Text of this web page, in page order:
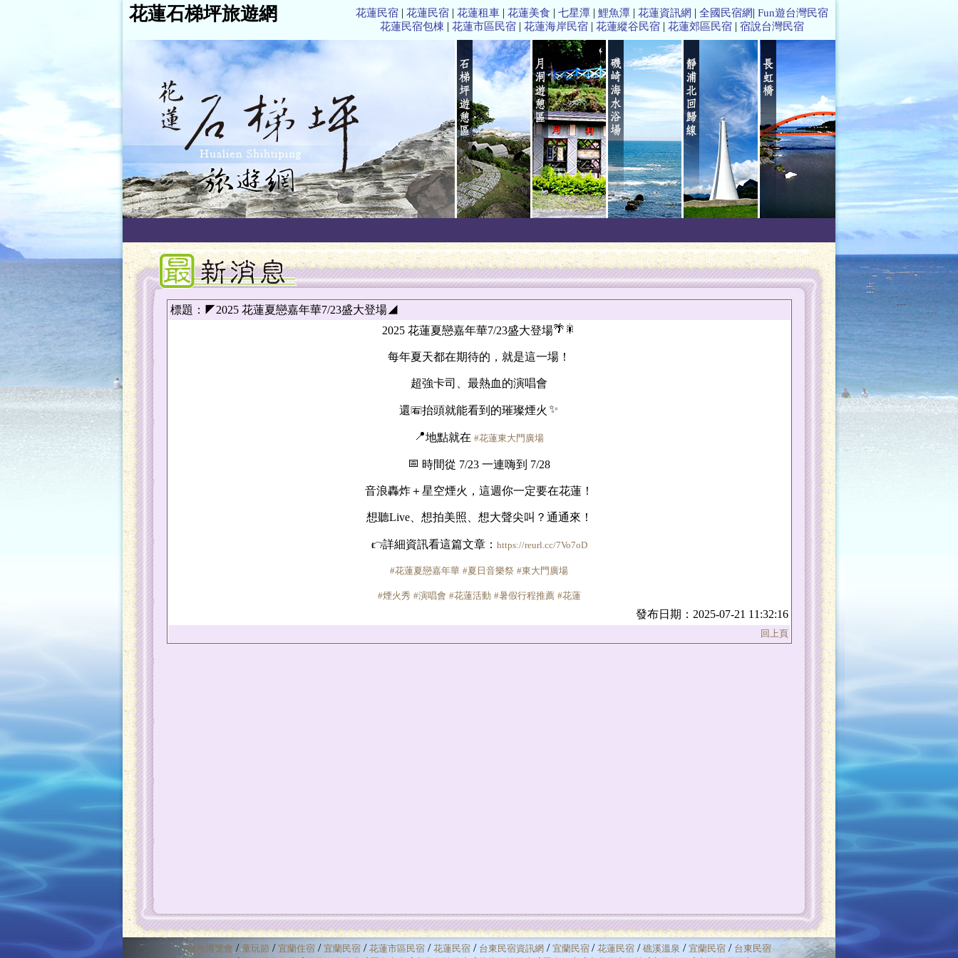
花蓮石梯坪旅遊網 花蓮民宿 | 花蓮民宿 | 花蓮租車 | 花蓮美食 | 七星潭 | 鯉魚潭 | 花蓮資訊網 | 全國民宿網| Fun遊台灣民宿
花蓮民宿包棟 | 花蓮市區民宿 | 花蓮海岸民宿 | 花蓮縱谷民宿 | 花蓮郊區民宿 | 宿說台灣民宿
標題：◤2025 花蓮夏戀嘉年華7/23盛大登場◢
2025 花蓮夏戀嘉年華7/23盛大登場
每年夏天都在期待的，就是這一場！
超強卡司、最熱血的演唱會
還 抬頭就能看到的璀璨煙火
地點就在 #花蓮東大門廣場
時間從 7/23 一連嗨到 7/28
音浪轟炸＋星空煙火，這週你一定要在花蓮！
想聽Live、想拍美照、想大聲尖叫？通通來！
詳細資訊看這篇文章： https://reurl.cc/7Vo7oD
#花蓮夏戀嘉年華 #夏日音樂祭 #東大門廣場
#煙火秀 #演唱會 #花蓮活動 #暑假行程推薦 #花蓮
發布日期：2025-07-21 11:32:16
回上頁
綠色博覽會 /童玩節 / 宜蘭住宿 / 宜蘭民宿 / 花蓮市區民宿 / 花蓮民宿 / 台東民宿資訊網 / 宜蘭民宿 / 花蓮民宿 / 礁溪溫泉 / 宜蘭民宿 / 台東民宿